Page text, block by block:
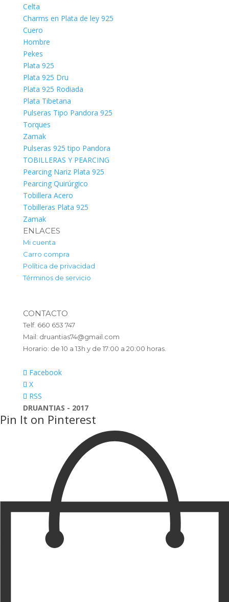
Celta
Charms en Plata de ley 925
Cuero
Hombre
Pekes
Plata 925
Plata 925 Dru
Plata 925 Rodiada
Plata Tibetana
Pulseras Tipo Pandora 925
Torques
Zamak
Pulseras 925 tipo Pandora
TOBILLERAS Y PEARCING
Pearcing Nariz Plata 925
Pearcing Quirúrgico
Tobillera Acero
Tobilleras Plata 925
Zamak
ENLACES
Mi cuenta
Carro compra
Política de privacidad
Términos de servicio
CONTACTO
Telf. 660 653 747
Mail: druantias74@gmail.com
Horario: de 10 a 13h y de 17:00 a 20:00 horas.
Facebook
X
RSS
DRUANTIAS - 2017
Pin It on Pinterest